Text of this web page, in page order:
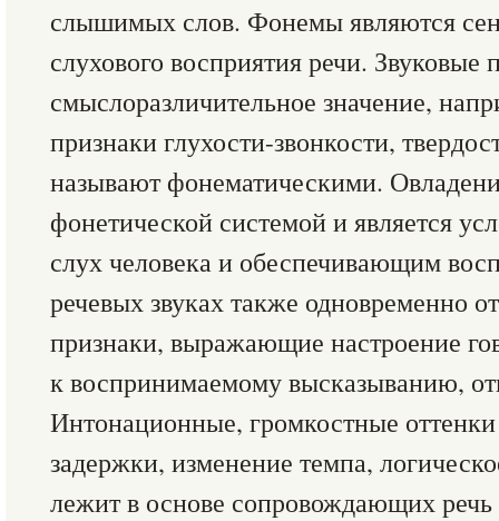
слышимых слов. Фонемы являются
слухового восприятия речи.
смыслоразличительное значение,
признаки глухости-звонкости,
называют фонематическими.
фонетической системой и является
слух человека и обеспечивающим
речевых звуках также одновременно
признаки, выражающие настроение
к воспринимаемому высказыванию,
Интонационные, громкостные
задержки, изменение темпа,
лежит в основе сопровождающих